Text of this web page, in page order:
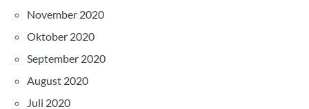
November 2020
Oktober 2020
September 2020
August 2020
Juli 2020